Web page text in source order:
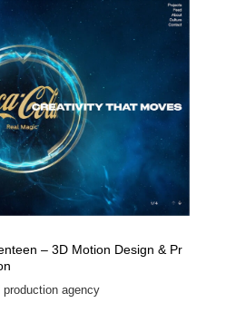
– 3D Motion Design & Pr
agency